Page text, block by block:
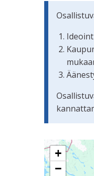
+
−